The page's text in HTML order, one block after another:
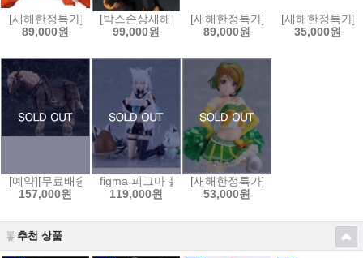
[새해한정특가]MAFEX No.186 스칼렛 스파이더(코믹 COMIC
89,000원
[박스손상새해한정특가]S.H.Figuarts 스타워즈:북
99,000원
[새해한정특가]MAFEX 마펙스
89,000원
[새해한정특가]
35,000원
[예약][무료배송]figma 피그마 엘든링 - 영마 토렌트[4545784069653]
157,000원
figma 피그마 홀로라이브 - 시라카미 후부키
119,000원
[새해한정특가]figFIX 피그픽스
53,000원
추천 상품